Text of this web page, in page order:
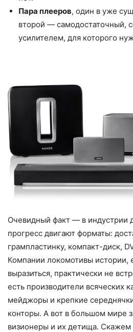
Пара плееров, один в уже
второй — самодостаточный,
усилителем, для которого
Очевидный факт — в индустрии
прогресс двигают форматы:
грампластинку, компакт-диск,
Компании локомотивы истории,
выразиться, практически не
есть производители всяческих
мейджоры и крепкие
конторы. А вот в большом мире
визионеры и их детища. Скажем